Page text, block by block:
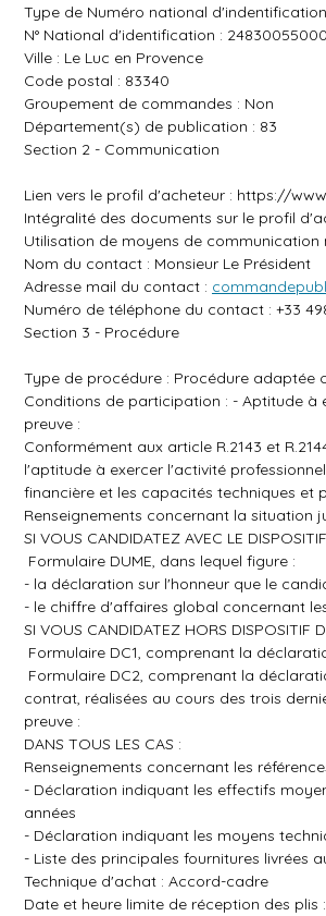
Type de Numéro national d'indentification
N° National d'identification :
Ville : Le Luc en Provence
Code postal : 83340
Groupement de commandes : Non
Département(s) de publication : 83
Section 2 - Communication
Lien vers le profil d'acheteur : https://
Intégralité des documents sur le profil
Utilisation de moyens de
Nom du contact : Monsieur Le Président
Adresse mail du contact :
Numéro de téléphone du contact : +33
Section 3 - Procédure
Type de procédure : Procédure adaptée
Conditions de participation : - Aptitude
preuve :
Conformément aux article R.2143 et
l'aptitude à exercer l'activité
financière et les capacités techniques et
Renseignements concernant la
SI VOUS CANDIDATEZ AVEC LE
 Formulaire DUME, dans lequel figure :
- la déclaration sur l'honneur que le
- le chiffre d'affaires global concernant
SI VOUS CANDIDATEZ HORS DISPOSITIF
 Formulaire DC1, comprenant la
 Formulaire DC2, comprenant la
contrat, réalisées au cours des trois
preuve :
DANS TOUS LES CAS :
Renseignements concernant les
- Déclaration indiquant les effectifs
années
- Déclaration indiquant les moyens
- Liste des principales fournitures livrées
Technique d'achat : Accord-cadre
Date et heure limite de réception des plis